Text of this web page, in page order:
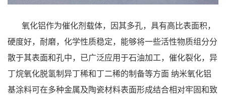
氧化铝作为催化剂载体，因其多孔，具有高比表面积，
硬度好，耐磨，化学性质稳定，能够将一些活性物质组分分
散于其表面和孔中，已广泛应用于石油加工，催化裂化，异
丁烷氧化脱氢制异丁稀和丁二稀的制备等方面 纳米氧化铝
基涂料可在多种金属及陶瓷材料表面形成结合相对牢固和致